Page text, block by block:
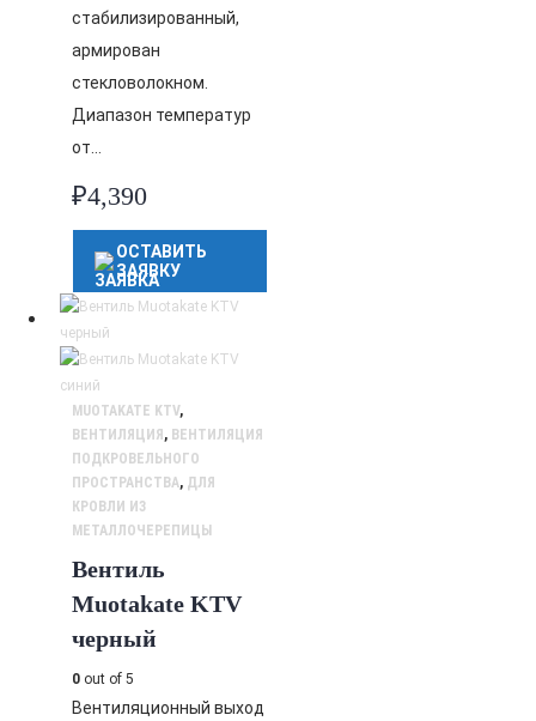
стабилизированный,
армирован
стекловолокном.
Диапазон температур
от…
₽4,390
ОСТАВИТЬ
ЗАЯВКУ
MUOTAKATE KTV,
ВЕНТИЛЯЦИЯ , ВЕНТИЛЯЦИЯ
ПОДКРОВЕЛЬНОГО
ПРОСТРАНСТВА, ДЛЯ
КРОВЛИ ИЗ
МЕТАЛЛОЧЕРЕПИЦЫ
Вентиль
Muotakate KTV
черный
0 out of 5
Вентиляционный выход